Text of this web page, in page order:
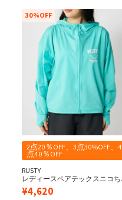
2点20％OFF、3点30%OFF、4
点40％OFF
RUSTY
レディースペアテックスニコち
ゃんラッシュパーカー《シワに
なりにくい・軽量速乾・
30%OFF
¥4,620